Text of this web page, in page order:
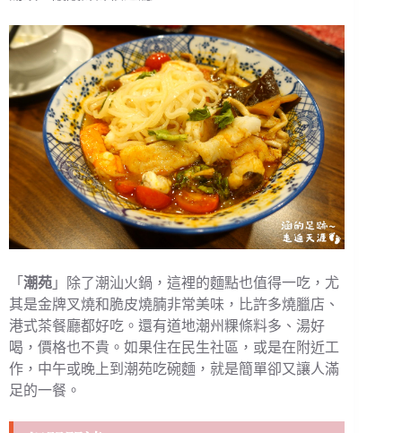
「 潮苑 」除了潮汕火鍋，這裡的麵點也值得一吃，尤
其是金牌叉燒和脆皮燒腩非常美味，比許多燒臘店、
港式茶餐廳都好吃。還有道地潮州粿條料多、湯好
喝，價格也不貴。如果住在民生社區，或是在附近工
作，中午或晚上到潮苑吃碗麵，就是簡單卻又讓人滿
足的一餐。